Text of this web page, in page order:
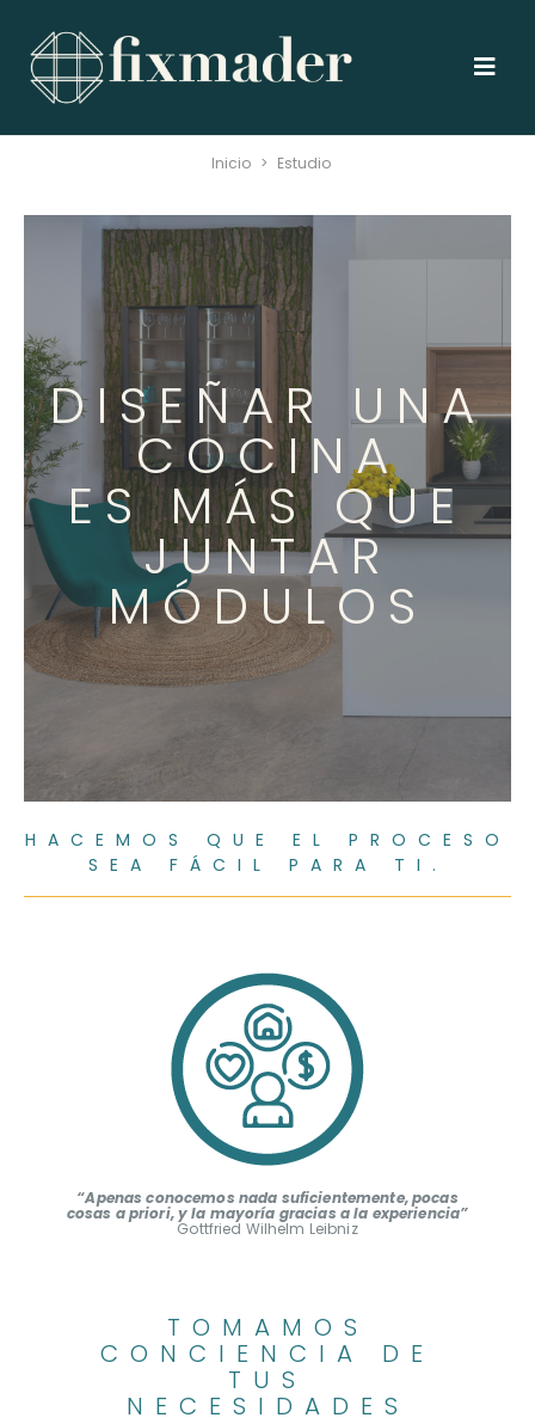
Inicio > Estudio
DISEÑAR UNA
COCINA
ES MÁS QUE
JUNTAR
MÓDULOS
HACEMOS QUE EL PROCESO
SEA FÁCIL PARA TI.
“Apenas conocemos nada suficientemente, pocas
cosas a priori, y la mayoría gracias a la experiencia”
Gottfried Wilhelm Leibniz
TOMAMOS
CONCIENCIA DE
TUS
NECESIDADES